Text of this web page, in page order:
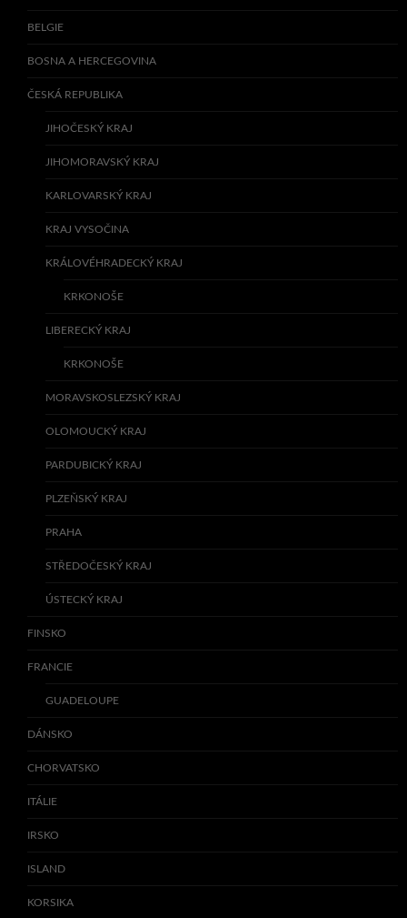
BELGIE
BOSNA A HERCEGOVINA
ČESKÁ REPUBLIKA
JIHOČESKÝ KRAJ
JIHOMORAVSKÝ KRAJ
KARLOVARSKÝ KRAJ
KRAJ VYSOČINA
KRÁLOVÉHRADECKÝ KRAJ
KRKONOŠE
LIBERECKÝ KRAJ
KRKONOŠE
MORAVSKOSLEZSKÝ KRAJ
OLOMOUCKÝ KRAJ
PARDUBICKÝ KRAJ
PLZEŇSKÝ KRAJ
PRAHA
STŘEDOČESKÝ KRAJ
ÚSTECKÝ KRAJ
FINSKO
FRANCIE
GUADELOUPE
DÁNSKO
CHORVATSKO
ITÁLIE
IRSKO
ISLAND
KORSIKA